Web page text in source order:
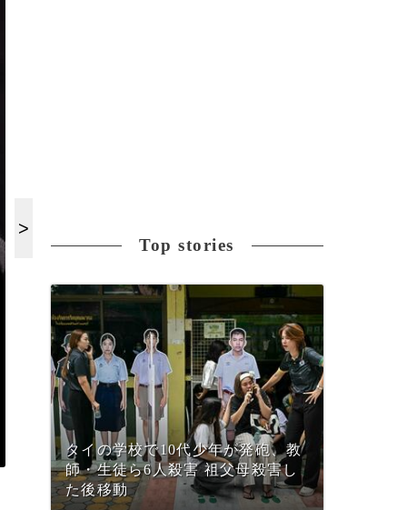
Top stories
タイの学校で10代少年が発砲、教
師・生徒ら6人殺害 祖父母殺害し
た後移動